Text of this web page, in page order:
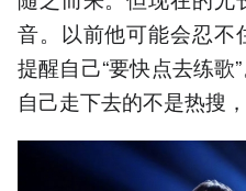
音。以前他可能会忍不
提醒自己“要快点去练歌
自己走下去的不是热搜，